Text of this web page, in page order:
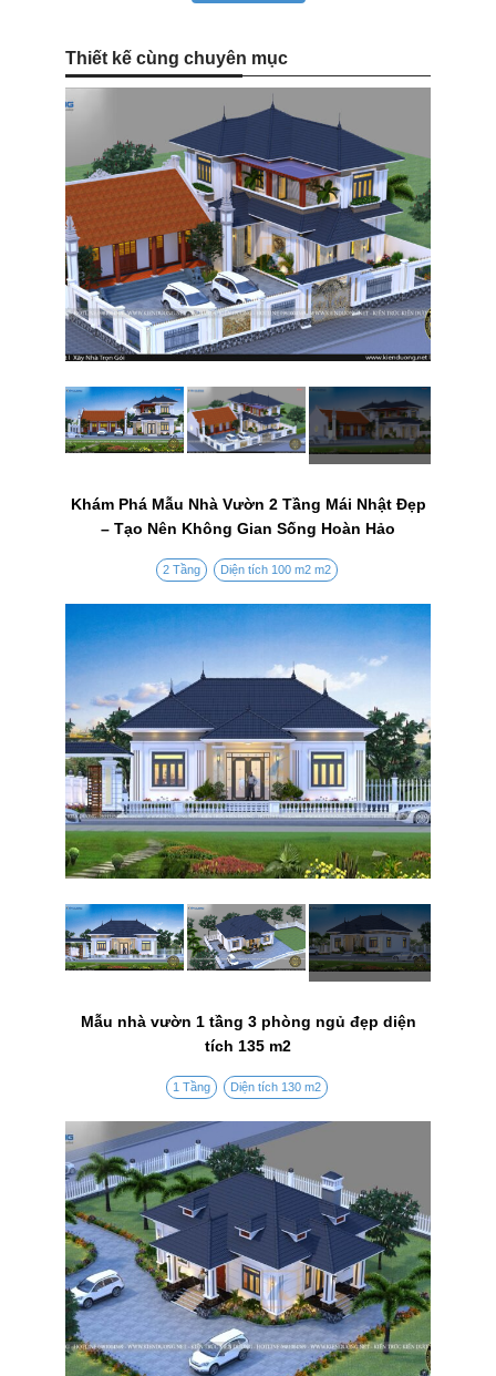
Thiết kế cùng chuyên mục
Khám Phá Mẫu Nhà Vườn 2 Tầng Mái Nhật Đẹp
– Tạo Nên Không Gian Sống Hoàn Hảo
2 Tầng Diện tích 100 m2 m2
Mẫu nhà vườn 1 tầng 3 phòng ngủ đẹp diện
tích 135 m2
1 Tầng Diện tích 130 m2